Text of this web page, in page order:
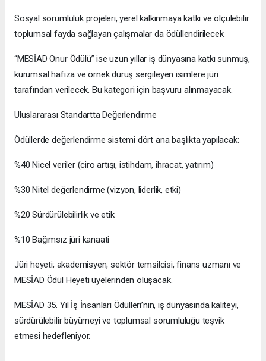
Sosyal sorumluluk projeleri, yerel kalkınmaya katkı ve ölçülebilir
toplumsal fayda sağlayan çalışmalar da ödüllendirilecek.
“MESİAD Onur Ödülü” ise uzun yıllar iş dünyasına katkı sunmuş,
kurumsal hafıza ve örnek duruş sergileyen isimlere jüri
tarafından verilecek. Bu kategori için başvuru alınmayacak.
Uluslararası Standartta Değerlendirme
Ödüllerde değerlendirme sistemi dört ana başlıkta yapılacak:
%40 Nicel veriler (ciro artışı, istihdam, ihracat, yatırım)
%30 Nitel değerlendirme (vizyon, liderlik, etki)
%20 Sürdürülebilirlik ve etik
%10 Bağımsız jüri kanaati
Jüri heyeti; akademisyen, sektör temsilcisi, finans uzmanı ve
MESİAD Ödül Heyeti üyelerinden oluşacak.
MESİAD 35. Yıl İş İnsanları Ödülleri’nin, iş dünyasında kaliteyi,
sürdürülebilir büyümeyi ve toplumsal sorumluluğu teşvik
etmesi hedefleniyor.